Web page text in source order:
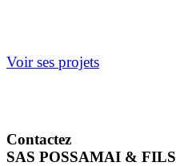
Voir ses projets
Contactez
SAS POSSAMAI & FILS